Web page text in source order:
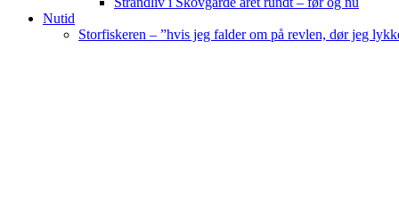
Nutid
Storfiskeren – ”hvis jeg falder om på revlen, dør jeg